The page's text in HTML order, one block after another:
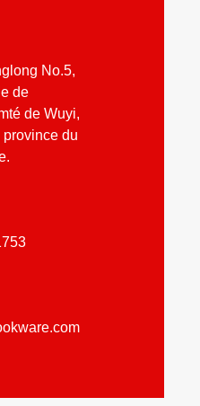
No.5,
de
de Wuyi,
du